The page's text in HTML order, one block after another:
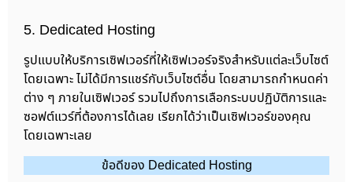
5. Dedicated Hosting
รูปแบบให้บริการเซิฟเวอร์ที่ให้เซิฟเวอร์จริงสำหรับแต่ละเว็บไซต์
โดยเฉพาะ ไม่ได้มีการแชร์กับเว็บไซต์อื่น โดยสามารถกำหนดค่า
ต่าง ๆ ภายในเซิฟเวอร์ รวมไปถึงการเลือกระบบปฏิบัติการและ
ซอฟต์แวร์ที่ต้องการได้เลย เรียกได้ว่าเป็นเซิฟเวอร์ของคุณ
โดยเฉพาะเลย
ข้อดีของ Dedicated Hosting